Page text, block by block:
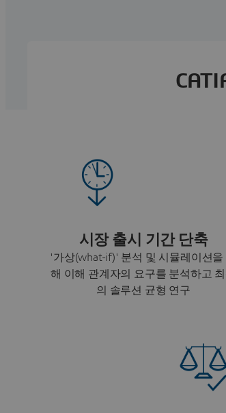
시장 출시 기간 단축
'가상(what-if)' 분석 및 시뮬레이션을
해 이해 관계자의 요구를 분석하고
의 솔루션 균형 연구